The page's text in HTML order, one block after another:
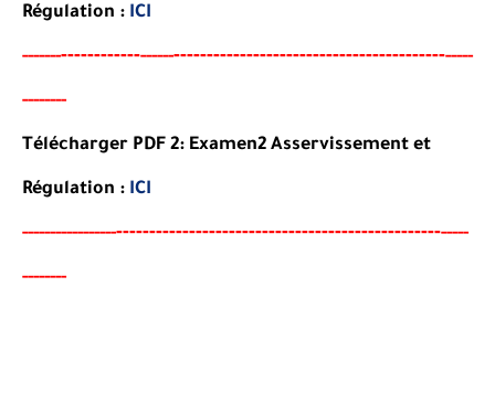
Régulation : ICI
-----------------------------------------------------------------------
--------
Télécharger PDF 2: Examen2 Asservissement et
Régulation : ICI
-----------------------------------------------------------------------
--------